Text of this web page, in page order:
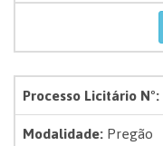
Processo Licitário Nº:
Modalidade:Pregão